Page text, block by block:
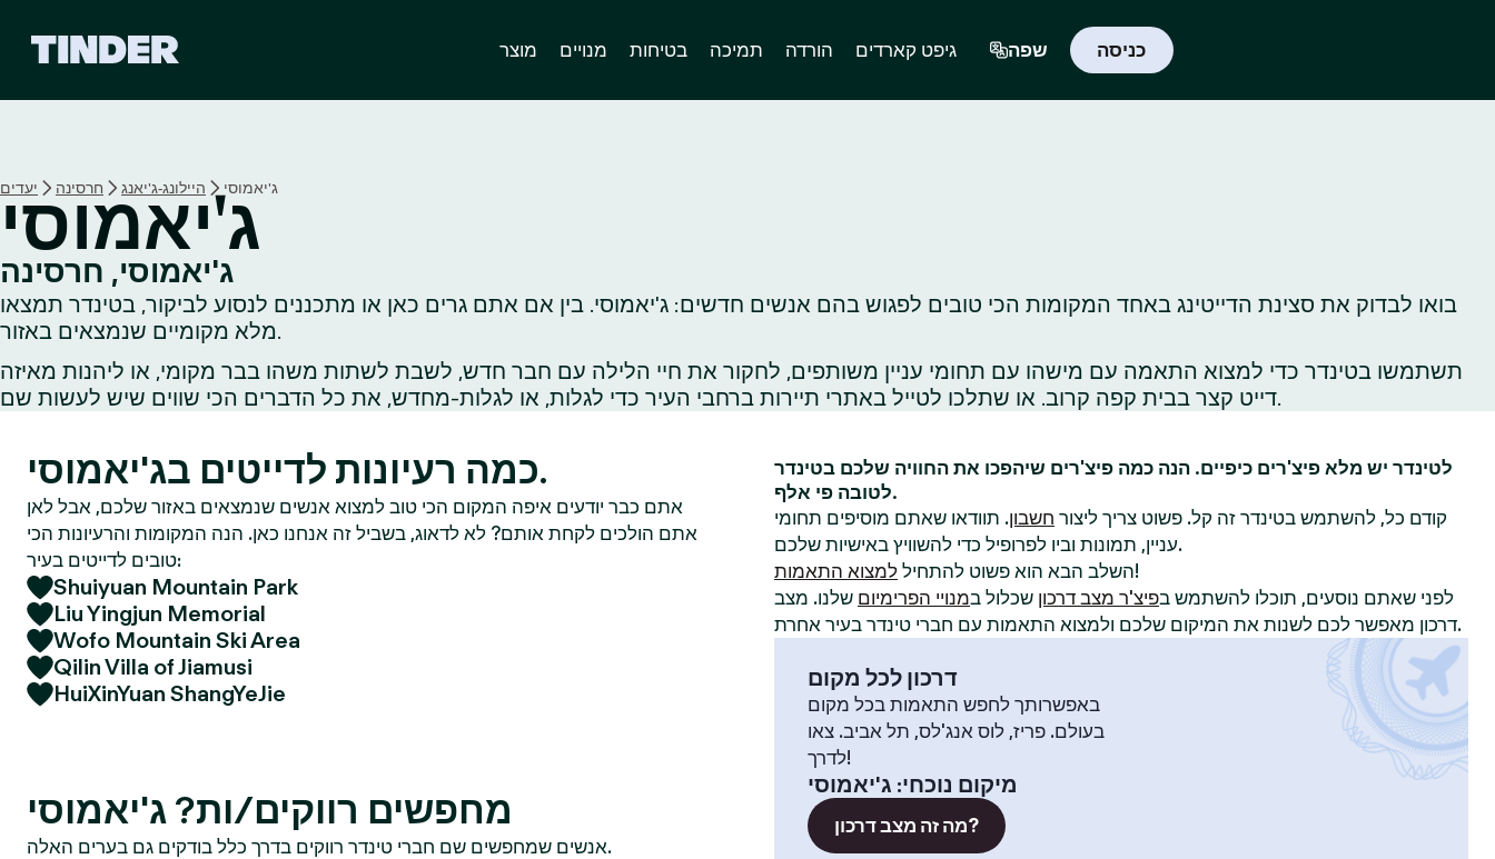
ש
ל
נ
ד
ר
מוצר מנויים בטיחות תמיכה הורדה גיפט קארדים שפה כניסה
יעדים חרסינה היילונג-ג'יאנג ג'יאמוסי
ג'יאמוסי
ג'יאמוסי, חרסינה
בואו לבדוק את סצינת הדייטינג באחד המקומות הכי טובים לפגוש בהם אנשים חדשים: ג'יאמוסי. בין אם אתם גרים כאן או מתכננים לנסוע לביקור, בטינדר תמצאו
מלא מקומיים שנמצאים באזור.
תשתמשו בטינדר כדי למצוא התאמה עם מישהו עם תחומי עניין משותפים, לחקור את חיי הלילה עם חבר חדש, לשבת לשתות משהו בבר מקומי, או ליהנות מאיזה
דייט קצר בבית קפה קרוב. או שתלכו לטייל באתרי תיירות ברחבי העיר כדי לגלות, או לגלות‑מחדש, את כל הדברים הכי שווים שיש לעשות שם.
כמה רעיונות לדייטים בג'יאמוסי.
אתם כבר יודעים איפה המקום הכי טוב למצוא אנשים שנמצאים באזור שלכם, אבל לאן
אתם הולכים לקחת אותם? לא לדאוג, בשביל זה אנחנו כאן. הנה המקומות והרעיונות הכי
טובים לדייטים בעיר:
Shuiyuan Mountain Park
Liu Yingjun Memorial
Wofo Mountain Ski Area
Qilin Villa of Jiamusi
HuiXinYuan ShangYeJie
מחפשים רווקים/ות? ג'יאמוסי
אנשים שמחפשים שם חברי טינדר רווקים בדרך כלל בודקים גם בערים האלה.
לטינדר יש מלא פיצ'רים כיפיים. הנה כמה פיצ'רים שיהפכו את החוויה שלכם בטינדר
לטובה פי אלף.
קודם כל, להשתמש בטינדר זה קל. פשוט צריך ליצור חשבון. תוודאו שאתם מוסיפים תחומי
עניין, תמונות וביו לפרופיל כדי להשוויץ באישיות שלכם.
השלב הבא הוא פשוט להתחיל למצוא התאמות
!
לפני שאתם נוסעים, תוכלו להשתמש בפיצ'ר מצב דרכון שכלול במנויי הפרימיום שלנו. מצב
דרכון מאפשר לכם לשנות את המיקום שלכם ולמצוא התאמות עם חברי טינדר בעיר אחרת.
דרכון לכל מקום
באפשרותך לחפש התאמות בכל מקום
בעולם. פריז, לוס אנג'לס, תל אביב. צאו
לדרך!
מיקום נוכחי: ג'יאמוסי
מה זה מצב דרכון?